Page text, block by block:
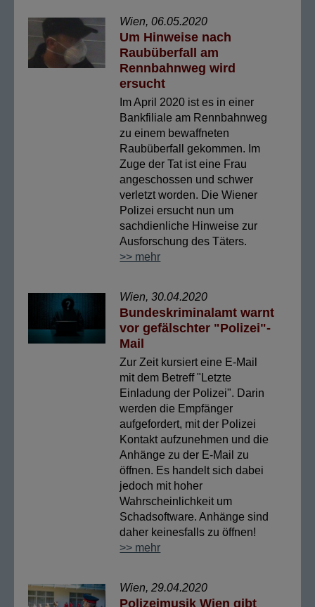
Wien, 06.05.2020
Um Hinweise nach
Raubüberfall am
Rennbahnweg wird
ersucht
Im April 2020 ist es in einer
Bankfiliale am Rennbahnweg
zu einem bewaffneten
Raubüberfall gekommen. Im
Zuge der Tat ist eine Frau
angeschossen und schwer
verletzt worden. Die Wiener
Polizei ersucht nun um
sachdienliche Hinweise zur
Ausforschung des Täters.
>> mehr
Wien, 30.04.2020
Bundeskriminalamt warnt
vor gefälschter "Polizei"-
Mail
Zur Zeit kursiert eine E-Mail
mit dem Betreff "Letzte
Einladung der Polizei". Darin
werden die Empfänger
aufgefordert, mit der Polizei
Kontakt aufzunehmen und die
Anhänge zu der E-Mail zu
öffnen. Es handelt sich dabei
jedoch mit hoher
Wahrscheinlichkeit um
Schadsoftware. Anhänge sind
daher keinesfalls zu öffnen!
>> mehr
Wien, 29.04.2020
Polizeimusik Wien gibt